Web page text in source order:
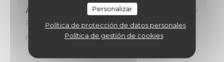
Personalizar
Política de protección de datos personales
Política de gestión de cookies
Amélie
2026-07-30
- 12:30 - Invitados 2
Servicio:5/5 Ambiente:5/5 Menú:5/5 Calidad /
Precio